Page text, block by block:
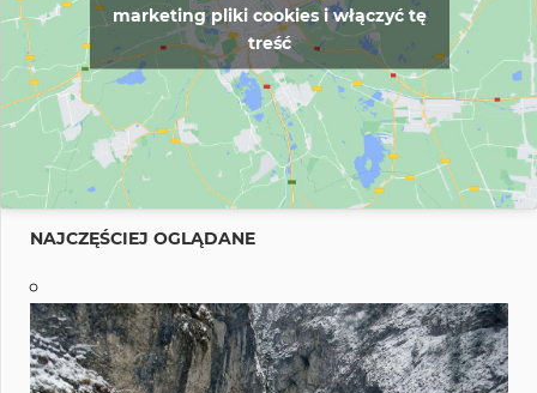
marketing pliki cookies i włączyć tę
treść
NAJCZĘŚCIEJ OGLĄDANE